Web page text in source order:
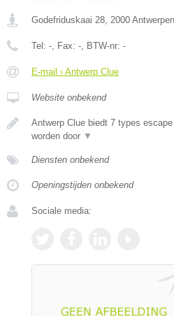
Godefriduskaai 28, 2000 Antwerpen
Tel: -, Fax: -, BTW-nr: -
E-mail › Antwerp Clue
Website onbekend
Antwerp Clue biedt 7 types
worden door ▼
Diensten onbekend
Openingstijden onbekend
Sociale media: